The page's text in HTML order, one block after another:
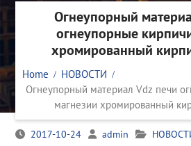
Огнеупорный
огнеупорные
хромированный
Home
НОВОСТИ
Огнеупорный материал Vdz печи
магнезии хромированный
2017-10-24 admin